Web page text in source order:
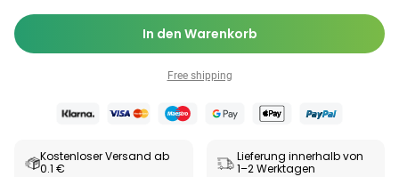
In den Warenkorb
Free shipping
Kostenloser Versand ab
0.1 €
Lieferung innerhalb von
1–2 Werktagen